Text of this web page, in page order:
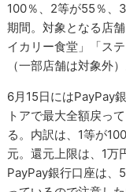
100％、2等が55％、
期間。対象となる店
イカリー食堂」「ス
（一部店舗は対象外
6月15日にはPayPay
トアで最大全額戻っ
る。内訳は、1等が
元。還元上限は、1万
PayPay銀行口座は、